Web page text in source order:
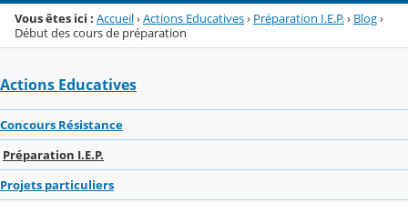
Vous êtes ici : Accueil›Actions Educatives› Préparation I.E.P.› Blog›
Début des cours de préparation
Actions Educatives
Concours Résistance
Préparation I.E.P.
Projets particuliers